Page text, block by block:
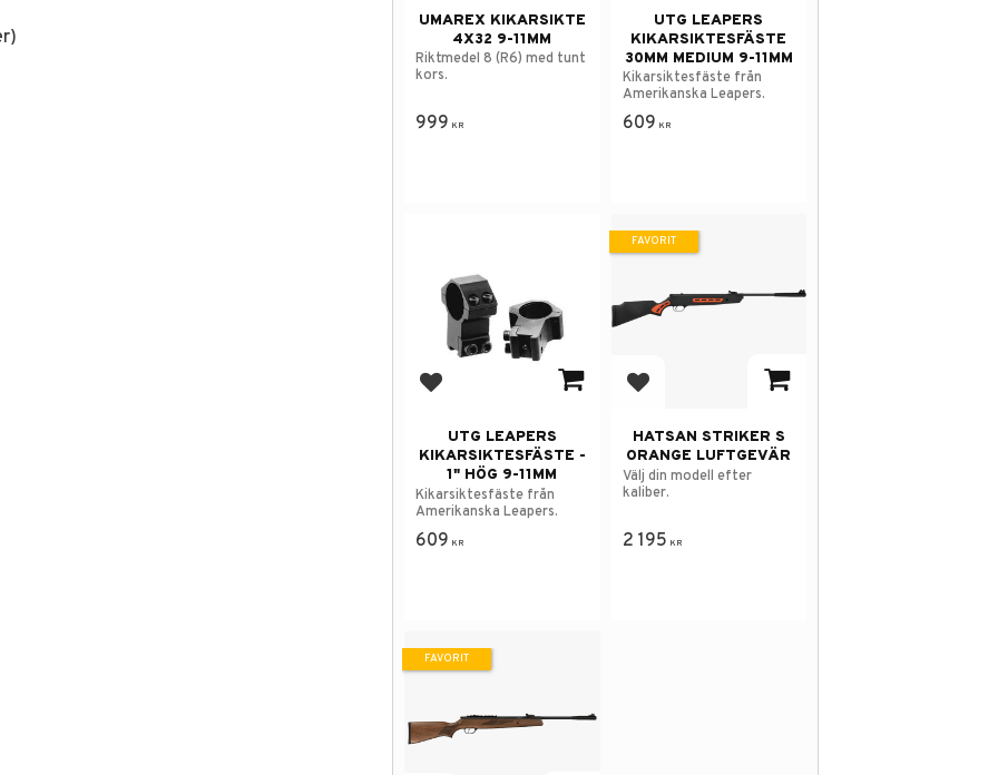
UMAREX KIKARSIKTE
4X32 9-11MM
Riktmedel 8 (R6) med tunt
kors.
999 KR
UTG LEAPERS
KIKARSIKTESFÄSTE
30MM MEDIUM 9-11MM
Kikarsiktesfäste från
Amerikanska Leapers.
609 KR
Lägg till i favoriter
UTG LEAPERS
KIKARSIKTESFÄSTE -
1" HÖG 9-11MM
Kikarsiktesfäste från
Amerikanska Leapers.
609 KR
Lägg till i favoriter
HATSAN STRIKER S
ORANGE LUFTGEVÄR
Välj din modell efter
kaliber.
2 195 KR
FAVORIT
FAVORIT